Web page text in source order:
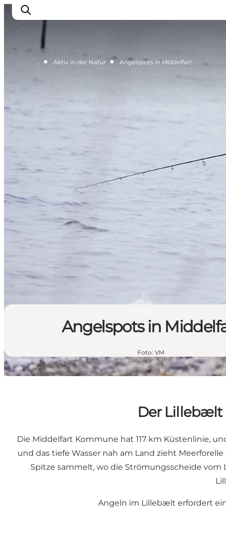
Erlebnisse
Unterkünfte
Veranstaltungen
Erlebnis buchen
… ■ Aktiv in der Natur ■ Angelspots in Middelfart
Angelspots in
Foto: VM
Der Lillebælt
Die Middelfart Kommune hat 117 km Küstenlinie,
und das tiefe Wasser nah am Land zieht
Spitze sammelt, wo die Strömungsscheide
Angeln im Lillebælt erfordert